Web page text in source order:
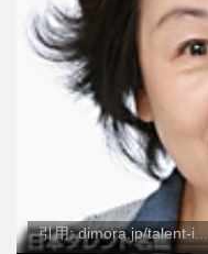
引用: dimora.jp/talent-i...